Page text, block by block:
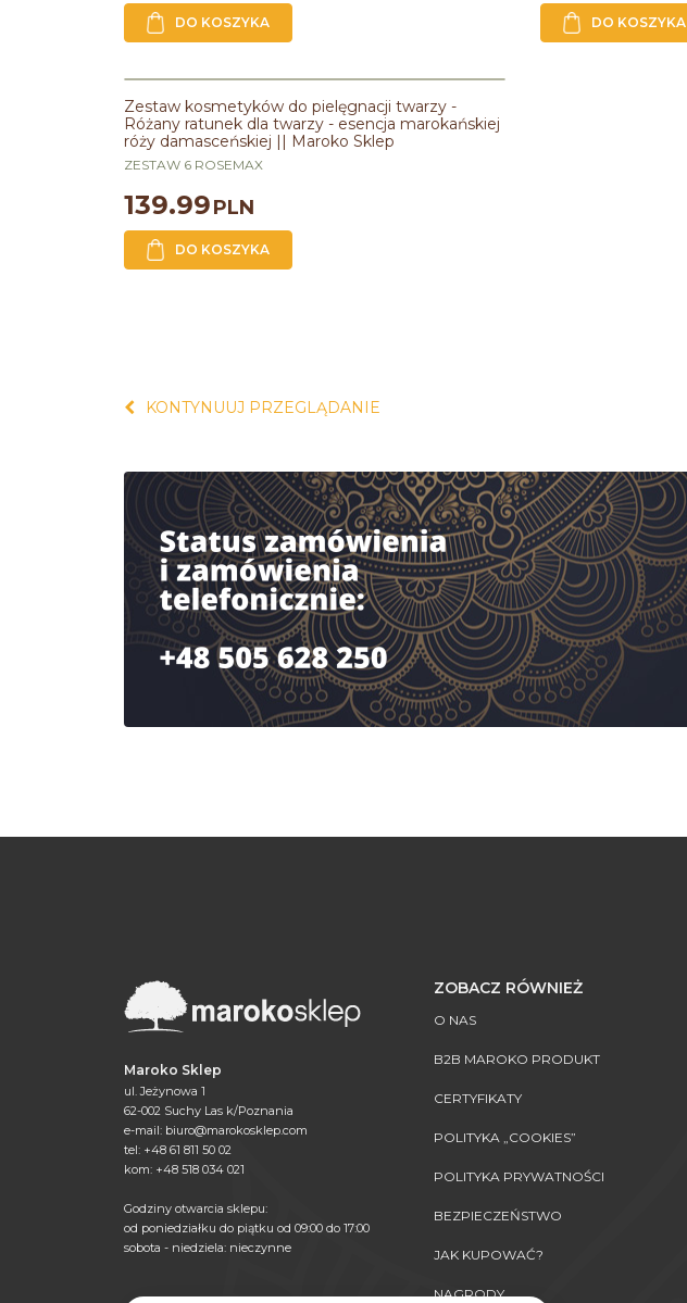
DO KOSZYKA DO KOSZYKA
Zestaw kosmetyków do pielęgnacji twarzy -
Różany ratunek dla twarzy - esencja marokańskiej
róży damasceńskiej || Maroko Sklep
ZESTAW 6 ROSEMAX
139.99PLN
DO KOSZYKA
KONTYNUUJ PRZEGLĄDANIE
Maroko Sklep
ul. Jeżynowa 1
62-002 Suchy Las k/Poznania
e-mail: biuro@marokosklep.com
tel: +48 61 811 50 02
kom: +48 518 034 021
Godziny otwarcia sklepu:
od poniedziałku do piątku od 09:00 do 17:00
sobota - niedziela: nieczynne
ZOBACZ RÓWNIEŻ
O NAS
B2B MAROKO PRODUKT
CERTYFIKATY
POLITYKA „COOKIES”
POLITYKA PRYWATNOŚCI
BEZPIECZEŃSTWO
JAK KUPOWAĆ?
NAGRODY